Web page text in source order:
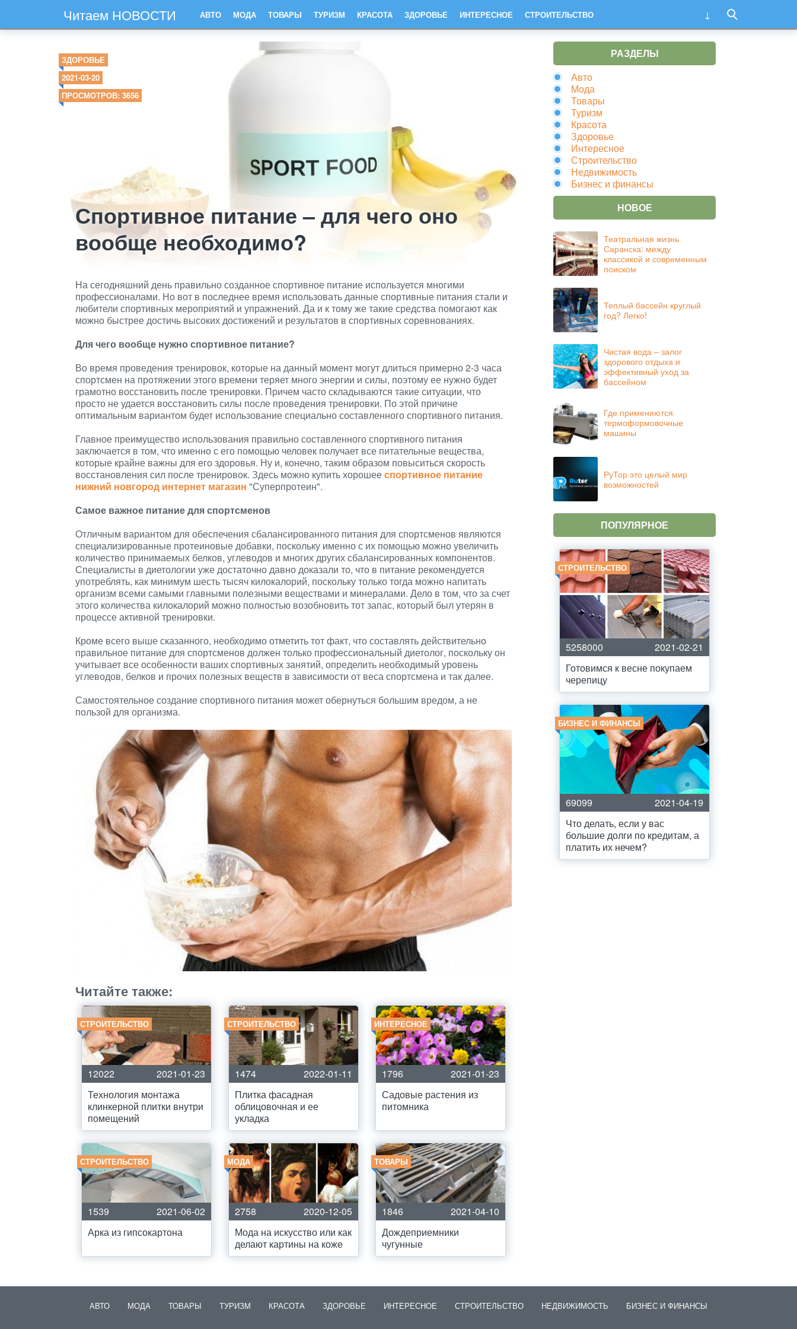
Читаем НОВОСТИ АВТО МОДА ТОВАРЫ ТУРИЗМ КРАСОТА ЗДОРОВЬЕ ИНТЕРЕСНОЕ СТРОИТЕЛЬСТВО
ЗДОРОВЬЕ
2021-03-20
ПРОСМОТРОВ: 3656
Спортивное питание – для чего оно
вообще необходимо?
На сегодняшний день правильно созданное спортивное питание используется многими
профессионалами. Но вот в последнее время использовать данные спортивные питания стали и
любители спортивных мероприятий и упражнений. Да и к тому же такие средства помогают как
можно быстрее достичь высоких достижений и результатов в спортивных соревнованиях.
Для чего вообще нужно спортивное питание?
Во время проведения тренировок, которые на данный момент могут длиться примерно 2-3 часа
спортсмен на протяжении этого времени теряет много энергии и силы, поэтому ее нужно будет
грамотно восстановить после тренировки. Причем часто складываются такие ситуации, что
просто не удается восстановить силы после проведения тренировки. По этой причине
оптимальным вариантом будет использование специально составленного спортивного питания.
Главное преимущество использования правильно составленного спортивного питания
заключается в том, что именно с его помощью человек получает все питательные вещества,
которые крайне важны для его здоровья. Ну и, конечно, таким образом повыситься скорость
восстановления сил после тренировок. Здесь можно купить хорошееспортивное питание
нижний новгород интернет магазин "Суперпротеин".
Самое важное питание для спортсменов
Отличным вариантом для обеспечения сбалансированного питания для спортсменов являются
специализированные протеиновые добавки, поскольку именно с их помощью можно увеличить
количество принимаемых белков, углеводов и многих других сбалансированных компонентов.
Специалисты в диетологии уже достаточно давно доказали то, что в питание рекомендуется
употреблять, как минимум шесть тысяч килокалорий, поскольку только тогда можно напитать
организм всеми самыми главными полезными веществами и минералами. Дело в том, что за счет
этого количества килокалорий можно полностью возобновить тот запас, который был утерян в
процессе активной тренировки.
Кроме всего выше сказанного, необходимо отметить тот факт, что составлять действительно
правильное питание для спортсменов должен только профессиональный диетолог, поскольку он
учитывает все особенности ваших спортивных занятий, определить необходимый уровень
углеводов, белков и прочих полезных веществ в зависимости от веса спортсмена и так далее.
Самостоятельное создание спортивного питания может обернуться большим вредом, а не
пользой для организма.
Читайте также:
СТРОИТЕЛЬСТВО
12022
2021-01-23
Технология монтажа
клинкерной плитки внутри
помещений
СТРОИТЕЛЬСТВО
1474
2022-01-11
Плитка фасадная
облицовочная и ее
укладка
ИНТЕРЕСНОЕ
1796
2021-01-23
Садовые растения из
питомника
СТРОИТЕЛЬСТВО
1539
2021-06-02
Арка из гипсокартона
МОДА
2758
2020-12-05
Мода на искусство или как
делают картины на коже
ТОВАРЫ
1846
2021-04-10
Дождеприемники
чугунные
РАЗДЕЛЫ
Авто
Мода
Товары
Туризм
Красота
Здоровье
Интересное
Строительство
Недвижимость
Бизнес и финансы
НОВОЕ
Театральная жизнь
Саранска: между
классикой и современным
поиском
Теплый бассейн круглый
год? Легко!
Чистая вода – залог
здорового отдыха и
эффективный уход за
бассейном
Где применяются
термоформовочные
машины
РуТор это целый мир
возможностей
ПОПУЛЯРНОЕ
СТРОИТЕЛЬСТВО
5258000
2021-02-21
Готовимся к весне покупаем
черепицу
БИЗНЕС И ФИНАНСЫ
69099
2021-04-19
Что делать, если у вас
большие долги по кредитам, а
платить их нечем?
АВТО МОДА ТОВАРЫ ТУРИЗМ КРАСОТА ЗДОРОВЬЕ ИНТЕРЕСНОЕ СТРОИТЕЛЬСТВО НЕДВИЖИМОСТЬ БИЗНЕС И ФИНАНСЫ